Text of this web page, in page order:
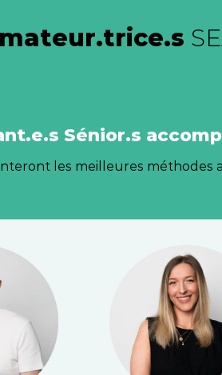
Sénior.s
les meilleures méthodes